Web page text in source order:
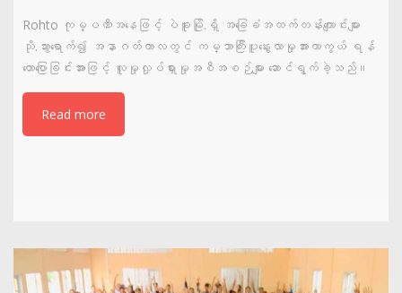
Rohto ကုမ္ပဏီအနေဖြင့် ပဲခူးမြို.ရှိ အခြေခံအထက်တန်းကျောင်းများ
သို.သွားရောက်၍ အနာဂတ်ကာလတွင် ကမ္ဘာကြီးပူနွေးလာမှုအားကာကွယ် ရန်
ဟောပြောခြင်းအားဖြင့် လူမှုလှုပ်ရှားမှုအစီအစဉ်များ ဆောင်ရွက်ခဲ့သည်။
Read more